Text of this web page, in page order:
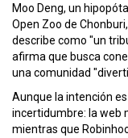
Moo Deng, un
Open Zoo de
describe como "un
afirma que busca
una comunidad
Aunque la intención
incertidumbre: la web
mientras que